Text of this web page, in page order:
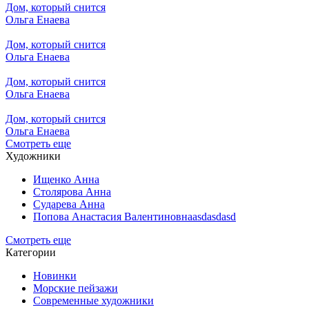
Дом, который снится
Ольга Енаева
Дом, который снится
Ольга Енаева
Дом, который снится
Ольга Енаева
Дом, который снится
Ольга Енаева
Смотреть еще
Художники
Ищенко Анна
Столярова Анна
Сударева Анна
Попова Анастасия Валентиновнаasdasdasd
Смотреть еще
Категории
Новинки
Морские пейзажи
Современные художники